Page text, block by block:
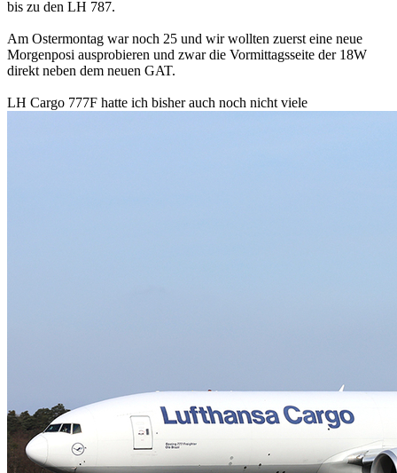
bis zu den LH 787.
Am Ostermontag war noch 25 und wir wollten zuerst eine neue
Morgenposi ausprobieren und zwar die Vormittagsseite der 18W
direkt neben dem neuen GAT.
LH Cargo 777F hatte ich bisher auch noch nicht viele